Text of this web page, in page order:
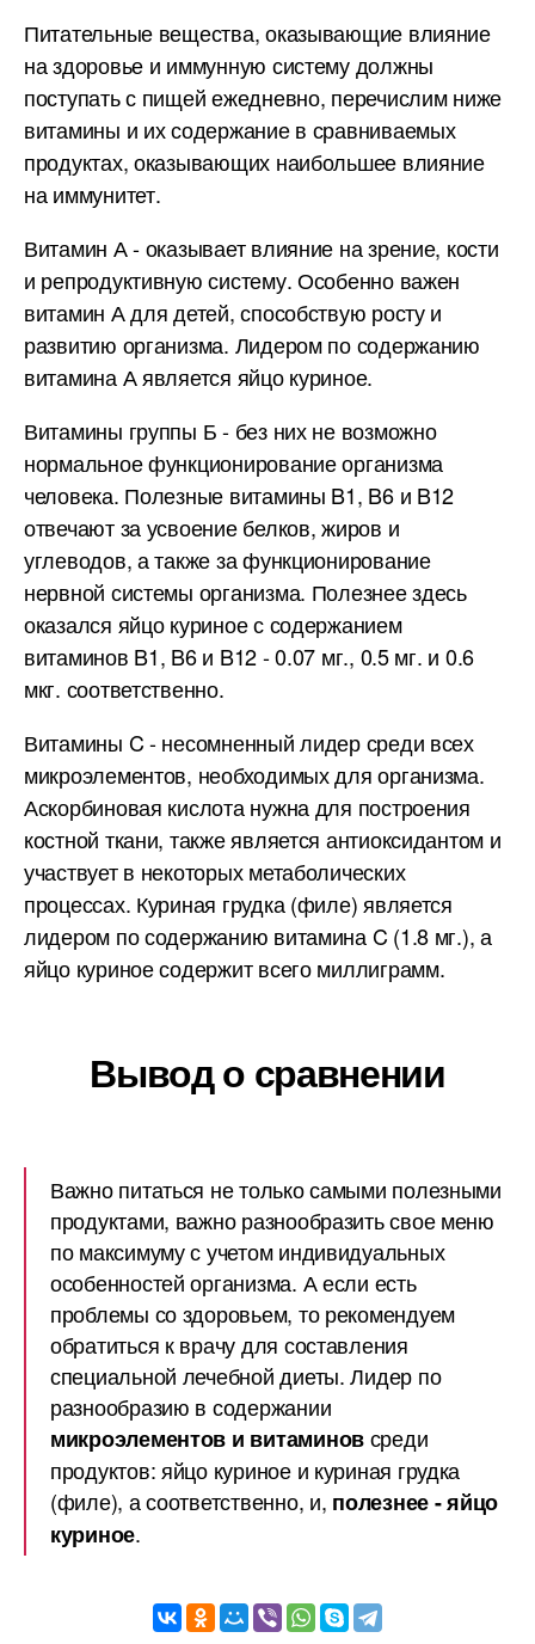
Питательные вещества, оказывающие влияние
на здоровье и иммунную систему должны
поступать с пищей ежедневно, перечислим ниже
витамины и их содержание в сравниваемых
продуктах, оказывающих наибольшее влияние
на иммунитет.
Витамин А - оказывает влияние на зрение, кости
и репродуктивную систему. Особенно важен
витамин А для детей, способствую росту и
развитию организма. Лидером по содержанию
витамина А является яйцо куриное.
Витамины группы Б - без них не возможно
нормальное функционирование организма
человека. Полезные витамины B1, B6 и B12
отвечают за усвоение белков, жиров и
углеводов, а также за функционирование
нервной системы организма. Полезнее здесь
оказался яйцо куриное с содержанием
витаминов B1, B6 и B12 - 0.07 мг., 0.5 мг. и 0.6
мкг. соответственно.
Витамины C - несомненный лидер среди всех
микроэлементов, необходимых для организма.
Аскорбиновая кислота нужна для построения
костной ткани, также является антиоксидантом и
участвует в некоторых метаболических
процессах. Куриная грудка (филе) является
лидером по содержанию витамина C (1.8 мг.), а
яйцо куриное содержит всего миллиграмм.
Вывод о сравнении
Важно питаться не только самыми полезными
продуктами, важно разнообразить свое меню
по максимуму с учетом индивидуальных
особенностей организма. А если есть
проблемы со здоровьем, то рекомендуем
обратиться к врачу для составления
специальной лечебной диеты. Лидер по
разнообразию в содержании
микроэлементов и витаминовсреди
продуктов: яйцо куриное и куриная грудка
(филе), а соответственно, и, полезнее - яйцо
куриное.